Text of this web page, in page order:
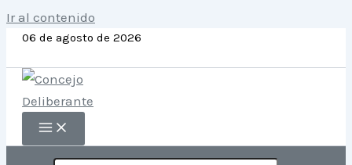
Ir al contenido
06 de agosto de 2026